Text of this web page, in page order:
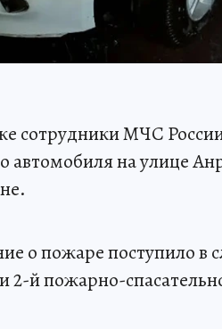
сотрудники МЧС
автомобиля на улице
о пожаре поступило в
2-й пожарно-